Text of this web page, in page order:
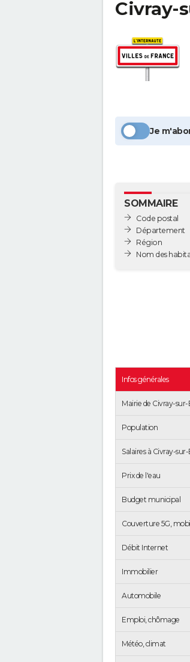
Civray-
Je
SOMMAIRE
Code postal
Département
Région
Nom des
Infos générales
Mairie de Civray-sur-
Population
Salaires à Civray-sur-
Prix de l'eau
Budget municipal
Couverture 5G,
Débit Internet
Immobilier
Automobile
Emploi, chômage
Météo, climat